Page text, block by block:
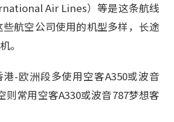
Air Lines）等是这条航线
航空公司使用的机型多样，长途
。
-欧洲段多使用空客A350或波音
则常用空客A330或波音787梦想客